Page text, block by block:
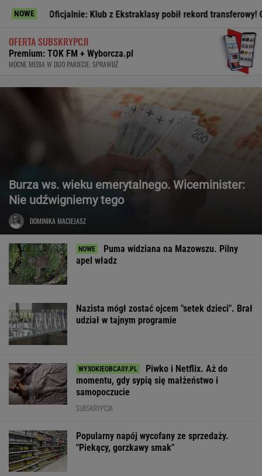
NOWE
Oficjalnie: Klub z Ekstraklasy pobił rekord transferowy! Gwiazdor
OFERTA SUBSKRYPCJI
Premium: TOK FM + Wyborcza.pl
MOCNE MEDIA W DUO PAKIECIE. SPRAWDŹ
Burza ws. wieku emerytalnego. Wiceminister:
Nie udźwigniemy tego
DOMINIKA MACIEJASZ
Puma widziana na Mazowszu. Pilny
apel władz
Nazista mógł zostać ojcem "setek dzieci". Brał
udział w tajnym programie
Piwko i Netflix. Aż do
momentu, gdy sypią się małżeństwo i
samopoczucie
SUBSKRYPCJA
Popularny napój wycofany ze sprzedaży.
"Piekący, gorzkawy smak"